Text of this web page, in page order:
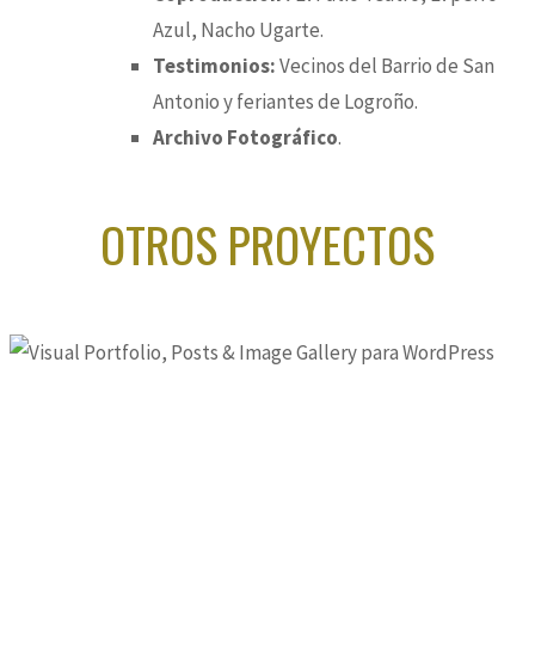
Azul, Nacho Ugarte.
Testimonios:Vecinos del Barrio de San
Antonio y feriantes de Logroño.
Archivo Fotográfico.
OTROS PROYECTOS